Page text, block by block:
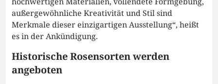
außergewöhnliche Kreativität und Stil sind
Merkmale dieser einzigartigen Ausstellung“, heißt
es in der Ankündigung.
Historische Rosensorten werden
angeboten